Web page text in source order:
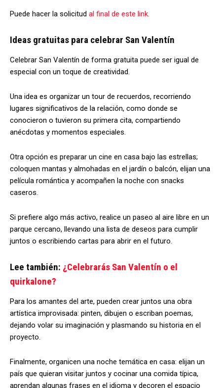
Puede hacer la solicitud al final de este link.
Ideas gratuitas para celebrar San Valentín
Celebrar San Valentín de forma gratuita puede ser igual de
especial con un toque de creatividad.
Una idea es organizar un tour de recuerdos, recorriendo
lugares significativos de la relación, como donde se
conocieron o tuvieron su primera cita, compartiendo
anécdotas y momentos especiales.
Otra opción es preparar un cine en casa bajo las estrellas;
coloquen mantas y almohadas en el jardín o balcón, elijan una
película romántica y acompañen la noche con snacks
caseros.
Si prefiere algo más activo, realice un paseo al aire libre en un
parque cercano, llevando una lista de deseos para cumplir
juntos o escribiendo cartas para abrir en el futuro.
Lee también: ¿Celebrarás San Valentín o el
quirkalone?
Para los amantes del arte, pueden crear juntos una obra
artística improvisada: pinten, dibujen o escriban poemas,
dejando volar su imaginación y plasmando su historia en el
proyecto.
Finalmente, organicen una noche temática en casa: elijan un
país que quieran visitar juntos y cocinar una comida típica,
aprendan algunas frases en el idioma y decoren el espacio